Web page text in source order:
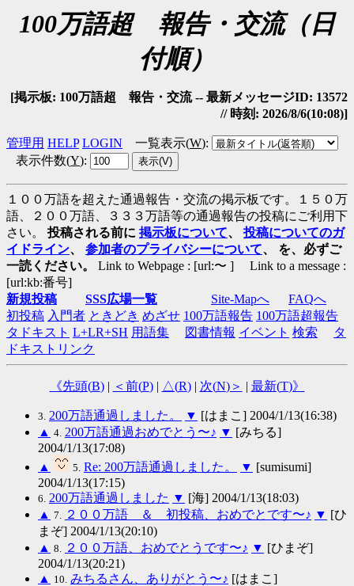
100万語超 報告・交流（日
付順）
[掲示板: 100万語超 報告・交流 -- 最新メッセージID: 13572
// 時刻: 2026/8/6(10:08)]
管理用 HELP LOGIN 一覧表示(W):
表示件数(Y):
１００万語を超えた通過報告・交流の掲示板です。１５０万
語、２００万語、３３３万語等の通過報告の投稿にご利用下
さい。 投稿される前に 掲示板について、 投稿についてのガ
イドライン、 参加者のプライバシーについて、 を、必ずご
一読ください。
Link to Webpage : [url:〜 ] Link to a message :
[url:kb:番号]
新規投稿
SSS広場一覧 Site-Mapへ
FAQへ
初投稿 入門者 ときどき めざせ 100万語報告 100万語超報告
タドキスト L+LR+SH 用語集 図書情報 イベント 検索
タ
ドキストリンク
《先頭(B)| ＜前(P)| △(R)| 次(N)＞ | 最新(T)》
3. 200万語通過しました。 ▼ [はまこ] 2004/1/13(16:38)
▲ 4. 200万語通過おめでとう〜♪ ▼ [みちる]
2004/1/13(17:08)
▲
5. Re: 200万語通過しました。 ▼ [sumisumi]
2004/1/13(17:15)
6. 200万語通過しました ▼ [海] 2004/1/13(18:03)
▲ 7. ２００万語 ＆ 初投稿、おめでとです〜♪ ▼ [ひ
まぞ] 2004/1/13(20:10)
▲ 8. ２００万語、おめでとうです〜♪ ▼ [ひまぞ]
2004/1/13(20:21)
▲ 10. みちるさん、ありがとう〜♪ [はまこ]